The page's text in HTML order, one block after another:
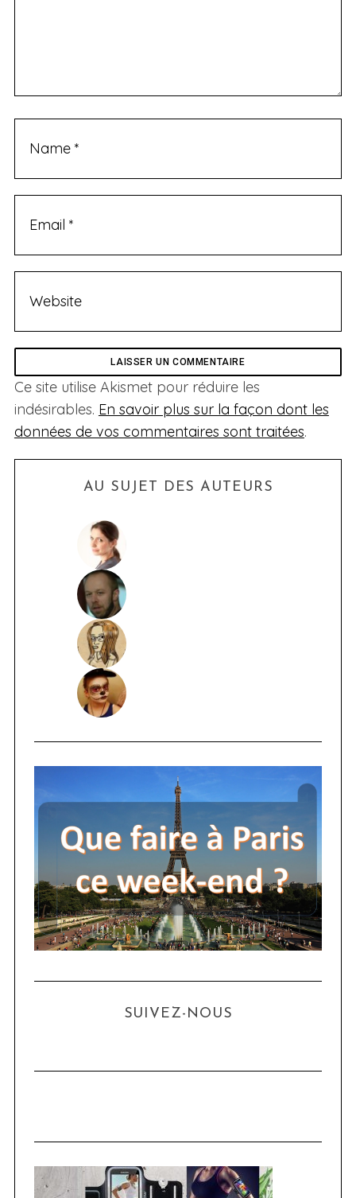
Ce site utilise Akismet pour réduire les
indésirables. En savoir plus sur la façon dont les
données de vos commentaires sont traitées.
AU SUJET DES AUTEURS
SUIVEZ-NOUS